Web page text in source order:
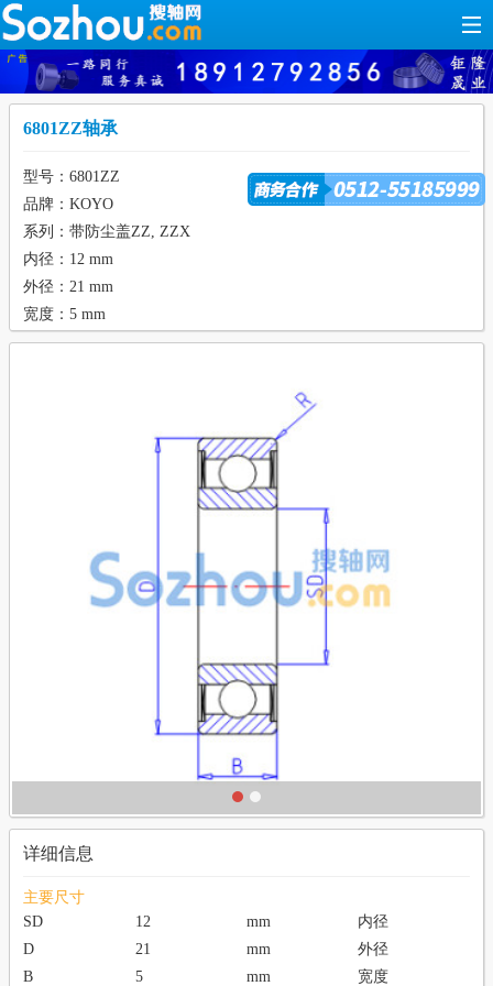
6801ZZ轴承
型号：6801ZZ
品牌：KOYO
系列：带防尘盖ZZ, ZZX
内径：12 mm
外径：21 mm
宽度：5 mm
详细信息
主要尺寸
SD
12 mm
内径
D
21 mm
外径
B
5 mm 宽度